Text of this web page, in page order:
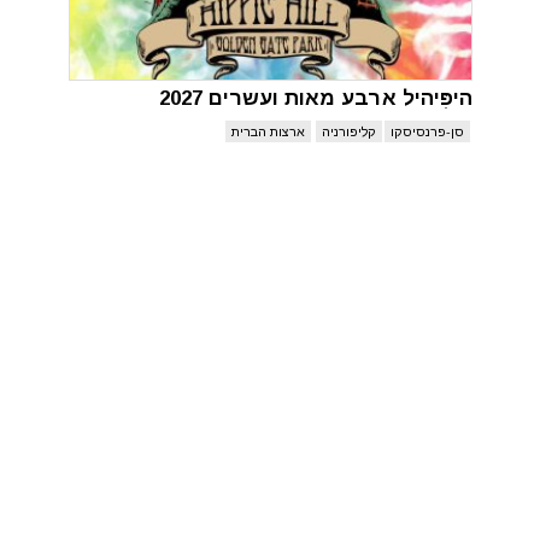
היפִּיהיל ארבע מאות ועשרים 2027
סן-פרנסיסקו קליפורניה ארצות הברית